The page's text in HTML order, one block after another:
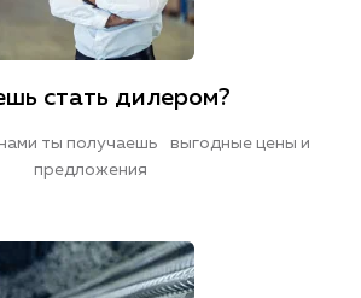
стать дилером?
ты получаешь выгодные цены и
предложения